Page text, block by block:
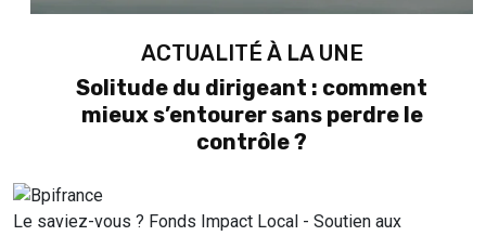
ACTUALITÉ À LA UNE
Solitude du dirigeant : comment
mieux s’entourer sans perdre le
contrôle ?
Le saviez-vous ? Fonds Impact Local - Soutien aux